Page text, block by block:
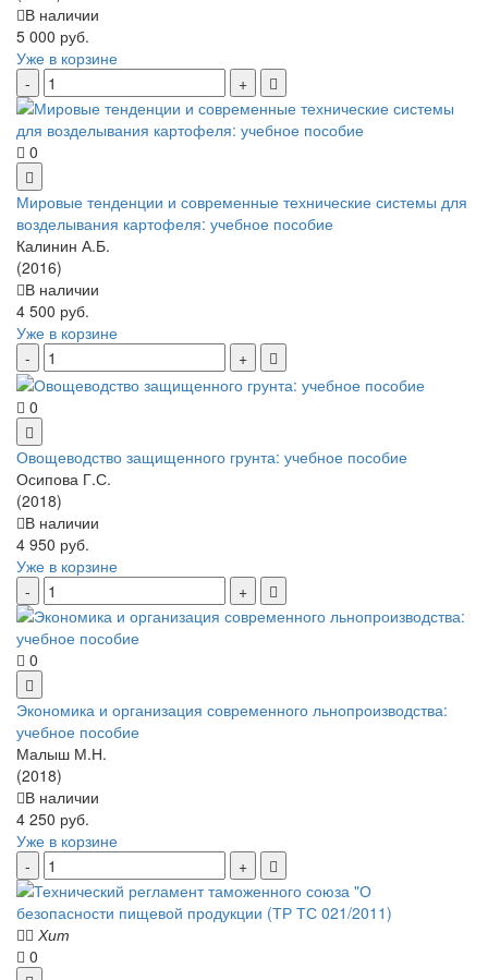
В наличии
5 000 руб.
Уже в корзине
0
Мировые тенденции и современные технические системы для
возделывания картофеля: учебное пособие
Калинин А.Б.
(2016)
В наличии
4 500 руб.
Уже в корзине
0
Овощеводство защищенного грунта: учебное пособие
Осипова Г.С.
(2018)
В наличии
4 950 руб.
Уже в корзине
0
Экономика и организация современного льнопроизводства:
учебное пособие
Малыш М.Н.
(2018)
В наличии
4 250 руб.
Уже в корзине
Хит
0